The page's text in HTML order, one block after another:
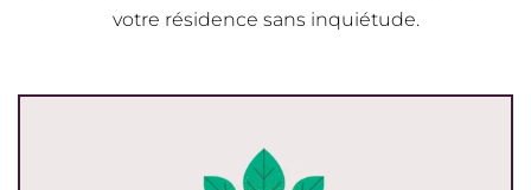
votre résidence sans inquiétude.